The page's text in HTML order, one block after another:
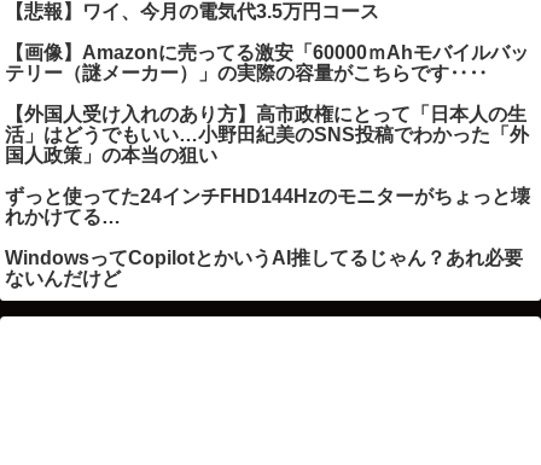
【悲報】ワイ、今月の電気代3.5万円コース
【画像】Amazonに売ってる激安「60000ｍAhモバイルバッ
テリー（謎メーカー）」の実際の容量がこちらです‥‥
【外国人受け入れのあり方】高市政権にとって「日本人の生
活」はどうでもいい…小野田紀美のSNS投稿でわかった「外
国人政策」の本当の狙い
ずっと使ってた24インチFHD144Hzのモニターがちょっと壊
れかけてる…
WindowsってCopilotとかいうAI推してるじゃん？あれ必要
ないんだけど